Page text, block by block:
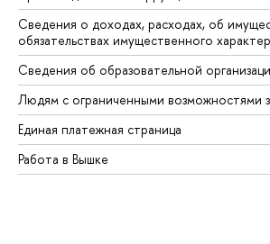
Сведения о доходах, расходах, об
обязательствах имущественного
Сведения об образовательной
Людям с ограниченными возможностями
Единая платежная страница
Работа в Вышке